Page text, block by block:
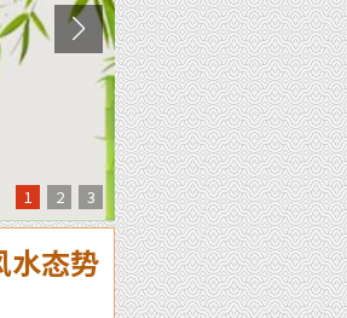
1 2 3
水态势